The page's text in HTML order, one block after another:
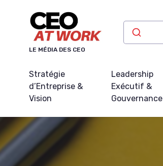
LE MÉDIA DES CEO
Stratégie
d’Entreprise &
Vision
Leadership
Exécutif &
Gouvernance